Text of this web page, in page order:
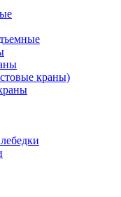
краны)